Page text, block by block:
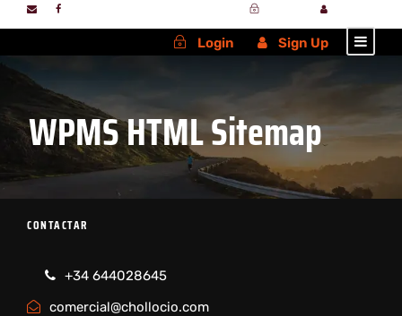
Login Sign Up
WPMS HTML Sitemap
CONTACTAR
+34 644028645
comercial@chollocio.com